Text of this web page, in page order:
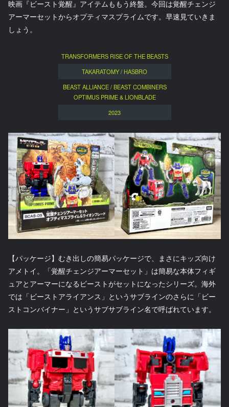
映画『ビースト覚醒』アイテムももう終盤。今回は覚醒チェンジ
アーマーセットからオプティマスプライムです。早速見ていきま
しょう。
TRANSFORMERS RISE OF THE BEASTS
TAKARATOMY / HASBRO
BEAST ALLIANCE / BEAST COMBINERS
OPTIMUS PRIME & LIONBLADE
2023
【パッケージ】むき出しの簡易パッケージで、まさにキッズ向け
アメトイ。「覚醒チェンジアーマーセット」は簡易な本体フィギ
ュアとアーマーになるビーストがセットになったシリーズ。海外
では「ビーストアライアンス」というサブラインのさらに「ビー
ストコンバイナー」というサブサブライン名で呼ばれています。